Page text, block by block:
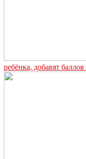
ребёнка, добавят